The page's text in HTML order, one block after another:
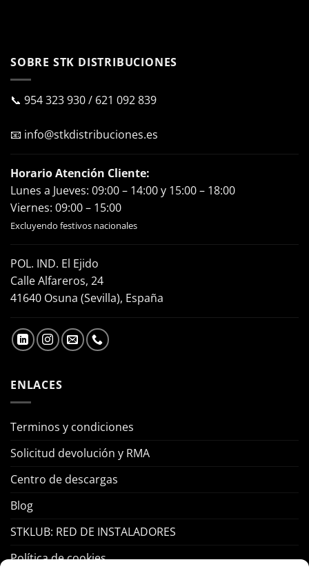
SOBRE STK DISTRIBUCIONES
📞 954 323 930/ 621 092 839
📧 info@stkdistribuciones.es
Horario Atención Cliente:
Lunes a Jueves: 09:00 – 14:00 y 15:00 – 18:00
Viernes: 09:00 – 15:00
Excluyendo festivos nacionales
POL. IND. El Ejido
Calle Alfareros, 24
41640 Osuna (Sevilla), España
ENLACES
Terminos y condiciones
Solicitud devolución y RMA
Centro de descargas
Blog
STKLUB: RED DE INSTALADORES
Política de cookies